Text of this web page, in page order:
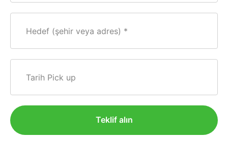
Hedef (şehir veya adres)
Tarih Pick up
Teklif alın